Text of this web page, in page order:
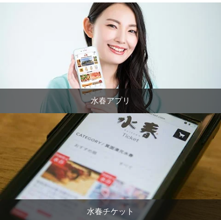
水春アプリ
水春チケット